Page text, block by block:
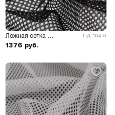
ПД-104-6
1376 руб.